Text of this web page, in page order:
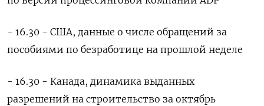
- 16.30 - США, данные о числе обращений за
пособиями по безработице на прошлой неделе
- 16.30 - Канада, динамика выданных
разрешений на строительство за октябрь